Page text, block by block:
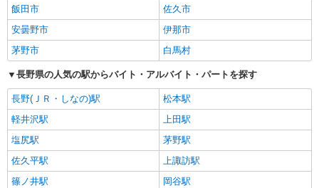
飯田市
佐久市
安曇野市
伊那市
茅野市
白馬村
長野県の人気の駅からバイト・アルバイト・パートを探す
長野(ＪＲ・しなの)駅
松本駅
軽井沢駅
上田駅
塩尻駅
茅野駅
佐久平駅
上諏訪駅
篠ノ井駅
岡谷駅